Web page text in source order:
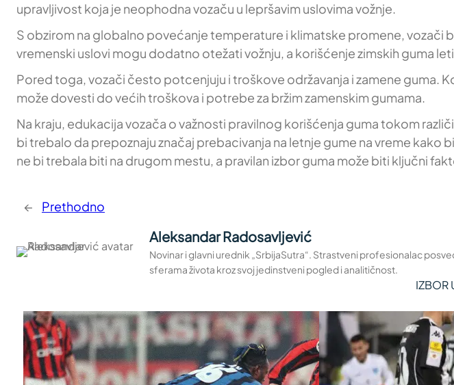
upravljivost koja je neophodna vozaču u lepršavim uslovima vožnje.
S obzirom na globalno povećanje temperature i klimatske promene, vozači
vremenski uslovi mogu dodatno otežati vožnju, a korišćenje zimskih guma
Pored toga, vozači često potcenjuju i troškove održavanja i zamene guma.
može dovesti do većih troškova i potrebe za bržim zamenskim gumama.
Na kraju, edukacija vozača o važnosti pravilnog korišćenja guma tokom
bi trebalo da prepoznaju značaj prebacivanja na letnje gume na vreme
ne bi trebala biti na drugom mestu, a pravilan izbor guma može biti ključni
← Prethodno
Aleksandar Radosavljević
Novinar i glavni urednik „SrbijaSutra“. Strastveni profesionalac
sferama života kroz svoj jedinstveni pogled i analitičnost.
IZBOR